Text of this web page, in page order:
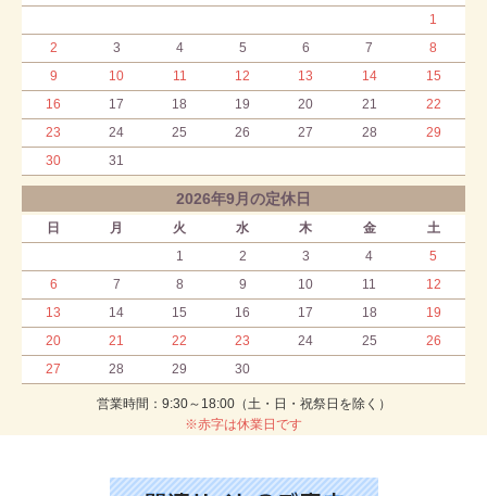
1
2
3 4 5 6 7
8
9
10 11 12 13 14
15
16
17 18 19 20 21
22
23
24 25 26 27 28
29
30
31
2026年9月の定休日
日 月 火 水 木 金
土
1
2 3 4
5
6
7 8 9 10 11
12
13
14 15 16 17 18
19
20
21 22 23 24 25
26
27
28 29 30
営業時間：9:30～18:00（土・日・祝祭日を除く）
※赤字は休業日です